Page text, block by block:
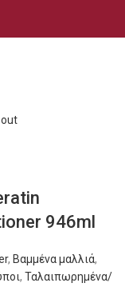
946ml
, Βαμμένα μαλλιά,
, Ταλαιπωρημένα/